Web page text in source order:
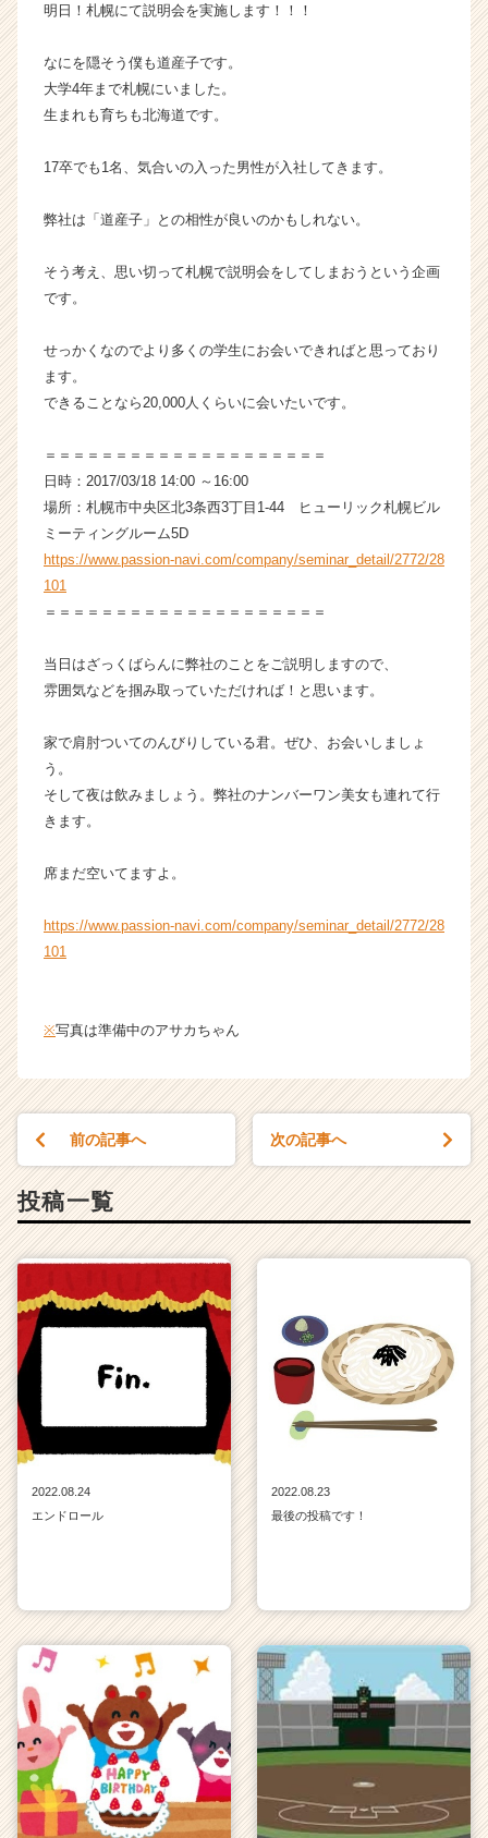
カ
ト
が
届
イ
チ
ャ
（C
e
e
r
C
r
e
明日！札幌にて説明会を実施します！！！
なにを隠そう僕も道産子です。
大学4年まで札幌にいました。
生まれも育ちも北海道です。
17卒でも1名、気合いの入った男性が入社してきます。
弊社は「道産子」との相性が良いのかもしれない。
そう考え、思い切って札幌で説明会をしてしまおうという企画
です。
せっかくなのでより多くの学生にお会いできればと思っており
ます。
できることなら20,000人くらいに会いたいです。
＝＝＝＝＝＝＝＝＝＝＝＝＝＝＝＝＝＝＝＝
日時：2017/03/18 14:00 ～16:00
場所：札幌市中央区北3条西3丁目1-44 ヒューリック札幌ビル
ミーティングルーム5D
https://www.passion-navi.com/company/seminar_detail/2772/28
101
＝＝＝＝＝＝＝＝＝＝＝＝＝＝＝＝＝＝＝＝
当日はざっくばらんに弊社のことをご説明しますので、
雰囲気などを掴み取っていただければ！と思います。
家で肩肘ついてのんびりしている君。ぜひ、お会いしましょ
う。
そして夜は飲みましょう。弊社のナンバーワン美女も連れて行
きます。
席まだ空いてますよ。
https://www.passion-navi.com/company/seminar_detail/2772/28
101
※写真は準備中のアサカちゃん
前の記事へ 次の記事へ
投稿一覧
2022.08.24
エンドロール
2022.08.23
最後の投稿です！